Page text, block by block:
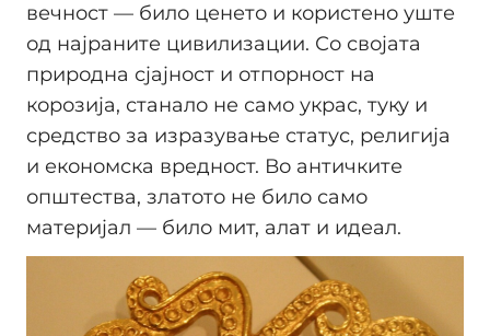
вечност — било ценето и користено уште
од најраните цивилизации. Со својата
природна сјајност и отпорност на
корозија, станало не само украс, туку и
средство за изразување статус, религија
и економска вредност. Во античките
општества, златото не било само
материјал — било мит, алат и идеал.